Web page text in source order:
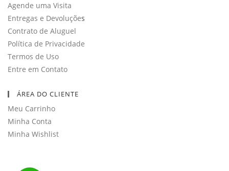
Agende uma Visita
Entregas e Devoluções
Contrato de Aluguel
Política de Privacidade
Termos de Uso
Entre em Contato
ÁREA DO CLIENTE
Meu Carrinho
Minha Conta
Minha Wishlist